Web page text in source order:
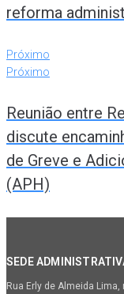
reforma
Próximo
Próximo
Reunião entre
discute
de Greve e
(APH)
SEDE
Rua Erly de Almeida Lima,